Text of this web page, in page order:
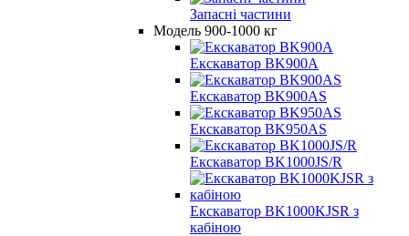
Запасні частини
Модель 900-1000 кг
Екскаватор BK900A
Екскаватор BK900AS
Екскаватор BK950AS
Екскаватор BK1000JS/R
Екскаватор BK1000KJSR з
кабіною